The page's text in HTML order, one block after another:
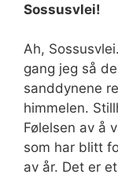
Sossusvlei!
Ah,
gang jeg så
sanddynene
himmelen.
Følelsen av å
som har blitt
av år. Det er